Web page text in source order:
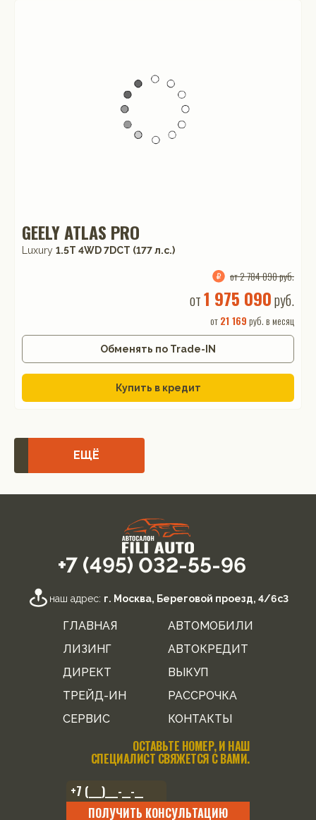
GEELY ATLAS PRO
Luxury 1.5T 4WD 7DCT (177 л.с.)
от 2 784 090 руб.
от1 975 090руб.
от21 169 руб. в месяц
Обменять по Trade-IN
Купить в кредит
ЕЩЁ
+7 (495) 032-55-96
наш адрес: г. Москва, Береговой проезд, 4/6с3
ГЛАВНАЯ
АВТОМОБИЛИ
ЛИЗИНГ
АВТОКРЕДИТ
ДИРЕКТ
ВЫКУП
ТРЕЙД-ИН
РАССРОЧКА
СЕРВИС
КОНТАКТЫ
ОСТАВЬТЕ НОМЕР, И НАШ
СПЕЦИАЛИСТ СВЯЖЕТСЯ С ВАМИ.
ПОЛУЧИТЬ КОНСУЛЬТАЦИЮ